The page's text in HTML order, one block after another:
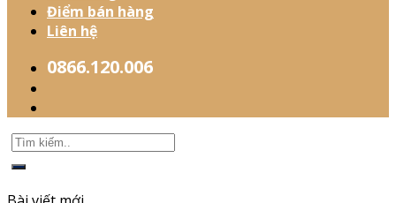
Điểm bán hàng
Liên hệ
0866.120.006